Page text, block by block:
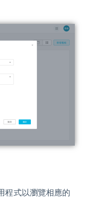
程式以瀏覽相應的